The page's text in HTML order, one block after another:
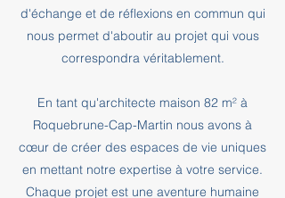
d'échange et de réflexions en commun qui
nous permet d'aboutir au projet qui vous
correspondra véritablement.
En tant qu'architecte maison 82 m² à
Roquebrune-Cap-Martin nous avons à
cœur de créer des espaces de vie uniques
en mettant notre expertise à votre service.
Chaque projet est une aventure humaine